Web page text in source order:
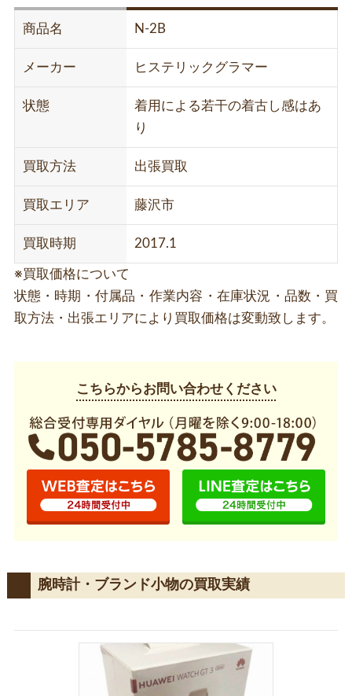
商品名 N-2B
メーカー ヒステリックグラマー
状態
着用による若干の着古し感はあ
り
買取方法 出張買取
買取エリア 藤沢市
買取時期 2017.1
※買取価格について
状態・時期・付属品・作業内容・在庫状況・品数・買
取方法・出張エリアにより買取価格は変動致します。
こちらからお問い合わせください
腕時計・ブランド小物の買取実績